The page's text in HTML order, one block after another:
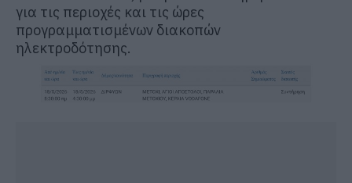
για τις περιοχές και τις ώρες
προγραμματισμένων διακοπών
ηλεκτροδότησης.